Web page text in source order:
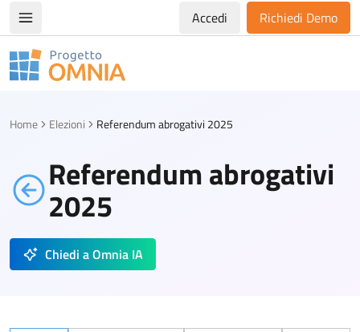
Apri/chiudi menù di navigazioneAccedi Richiedi Demo
Progetto Omnia
Home Elezioni Referendum abrogativi 2025
Referendum abrogativi
2025
Chiedi a Omnia IA